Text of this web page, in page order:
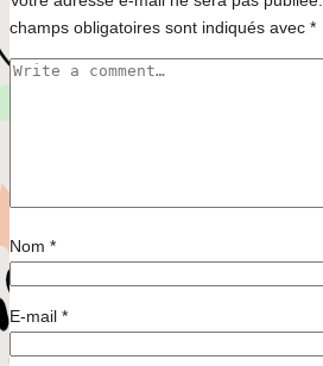
champs obligatoires sont indiqués avec *
Nom *
E-mail *